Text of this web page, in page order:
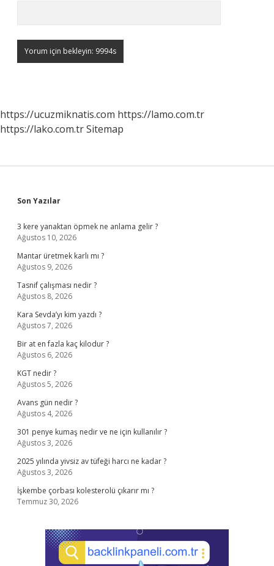
https://ucuzmiknatis.com https://lamo.com.tr
https://lako.com.trSitemap
Sidebar
Son Yazılar
3 kere yanaktan öpmek ne anlama gelir ?
Ağustos 10, 2026
Mantar üretmek karlı mı ?
Ağustos 9, 2026
Tasnif çalışması nedir ?
Ağustos 8, 2026
Kara Sevda’yı kim yazdı ?
Ağustos 7, 2026
Bir at en fazla kaç kilodur ?
Ağustos 6, 2026
KGT nedir ?
Ağustos 5, 2026
Avans gün nedir ?
Ağustos 4, 2026
301 penye kumaş nedir ve ne için kullanılır ?
Ağustos 3, 2026
2025 yılında yivsiz av tüfeği harcı ne kadar ?
Ağustos 3, 2026
İşkembe çorbası kolesterolü çıkarır mı ?
Temmuz 30, 2026